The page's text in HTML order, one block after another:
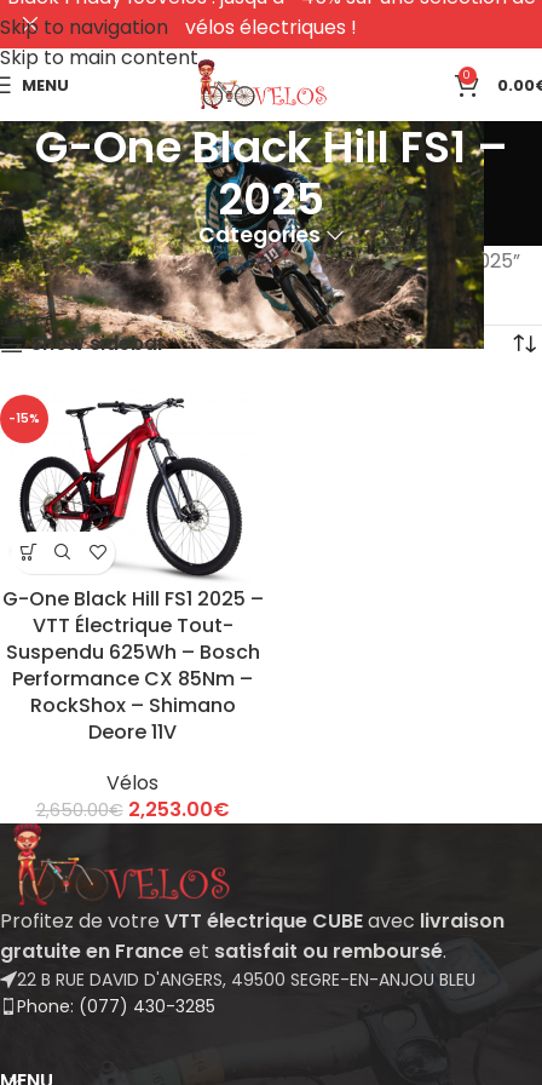
Skip to navigation
Skip to main content
MENU 0 0.00
G-One Black Hill FS1 –
2025
Categories
Accueil Produits identifiés “G-One Black Hill FS1 – 2025”
Voici le seul résultat
Show sidebar
-15%
G-One Black Hill FS1 2025 –
VTT Électrique Tout-
Suspendu 625Wh – Bosch
Performance CX 85Nm –
RockShox – Shimano
Deore 11V
Vélos
2,650.00€ 2,253.00€
Profitez de votre VTT électrique CUBEavec livraison
gratuite en Franceet satisfait ou remboursé.
22 B RUE DAVID D'ANGERS, 49500 SEGRE-EN-ANJOU BLEU
Phone: (077) 430-3285
vélos électriques !